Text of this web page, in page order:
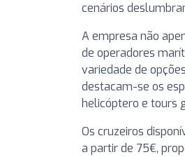
cenários
A empresa não
de operadores
variedade de
destacam-se os
helicóptero e tours
Os cruzeiros
a partir de 75€,